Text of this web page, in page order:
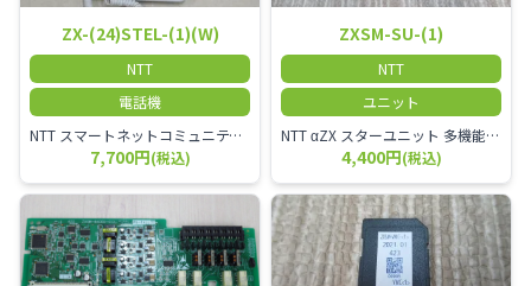
ZX-(24)STEL-(1)(W)
NTT
電話機
NTT スマートネットコミュニティαZX 24ボタンスター標準電話機
7,700円(税込)
ZXSM-SU-(1)
NTT
ユニット
NTT αZX スターユニット 多機能電話機ユニット
4,400円(税込)